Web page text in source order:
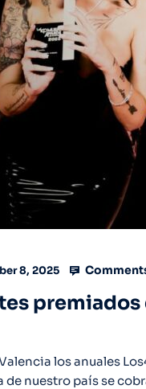
8, 2025
premiados
los anuales
nuestro país se